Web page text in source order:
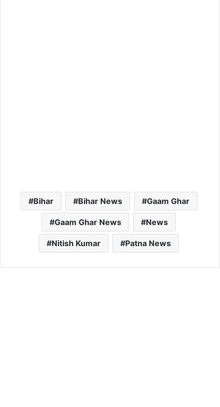
Bihar Bihar News Gaam Ghar
Gaam Ghar News News
Nitish Kumar Patna News